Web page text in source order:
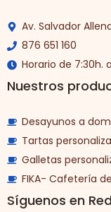
Av. Salvador
876 651 160
Horario de 7:30h.
Nuestros
Desayunos a
Tartas
Galletas
FIKA- Cafetería
Síguenos en